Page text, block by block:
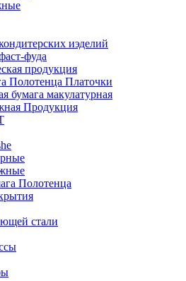
иэделий
фуда
продукция
Полотенца Платочки
бумага макулатурная
Продукция
Полотенца
стали